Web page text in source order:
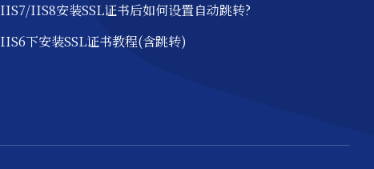
IIS7/IIS8安装SSL证书后如何设置自动跳转?
IIS6下安装SSL证书教程(含跳转)